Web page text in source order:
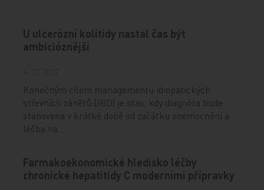
U ulcerózní kolitidy nastal čas být
ambicióznější
Konečným cílem managementu idiopatických
střevních zánětů (IBD) je stav, kdy diagnóza bude
stanovena v krátké době od začátku onemocnění a
léčba na…
Farmakoekonomické hledisko léčby
chronické hepatitidy C moderními přípravky